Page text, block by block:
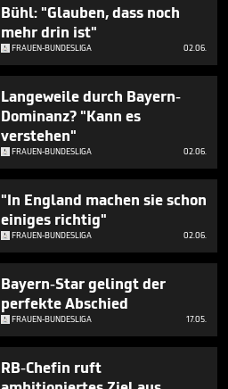
Bühl: "Glauben, dass noch
mehr drin ist"
FRAUEN-BUNDESLIGA 02.06.
Langeweile durch Bayern-
Dominanz? "Kann es
verstehen"
FRAUEN-BUNDESLIGA 02.06.
"In England machen sie schon
einiges richtig"
FRAUEN-BUNDESLIGA 02.06.
Bayern-Star gelingt der
perfekte Abschied
FRAUEN-BUNDESLIGA 17.05.
RB-Chefin ruft